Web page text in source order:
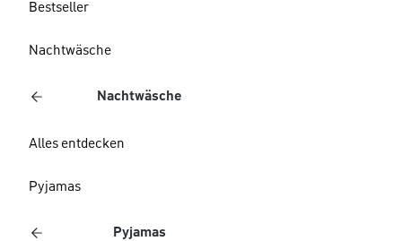
Bestseller
Nachtwäsche
Nachtwäsche
Alles entdecken
Pyjamas
Pyjamas